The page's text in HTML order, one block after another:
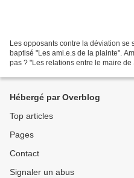
Les opposants contre la déviation se
baptisé "Les ami.e.s de la plainte".
pas ? "Les relations entre le maire
Hébergé par Overblog
Top articles
Pages
Contact
Signaler un abus